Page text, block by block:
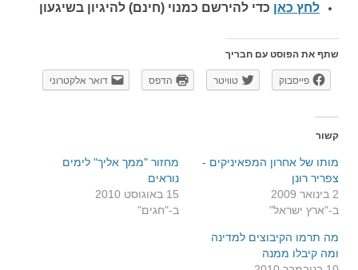
לחץ כאן כדי להירשם כמנוי (חינם) להיגיון בשיגעון
שתף את הפוסט עם חבריך
פייסבוק טוויטר הדפס דואר אלקטרוני
קשור
מותו של אחרון המפאיניקים -
צפריר רונן
2 בינואר 2009
ב-"ארץ ישראל"
מחזור "ממך אליך" לימים
נוראים
15 באוגוסט 2010
ב-"חגים"
מה תרמו הקיבוצים למדינה
ומה קיבלו ממנה